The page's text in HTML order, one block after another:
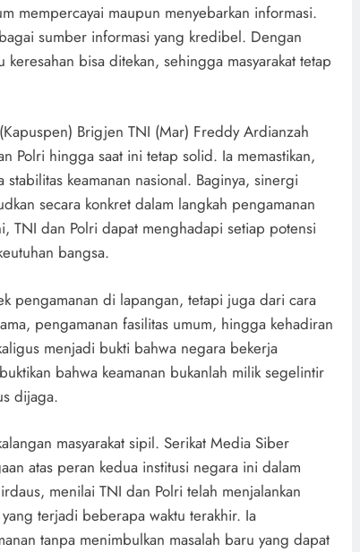
mempercayai maupun menyebarkan informasi.
sumber informasi yang kredibel. Dengan
bisa ditekan, sehingga masyarakat tetap
Brigjen TNI (Mar) Freddy Ardianzah
Polri hingga saat ini tetap solid. Ia memastikan,
keamanan nasional. Baginya, sinergi
secara konkret dalam langkah pengamanan
TNI dan Polri dapat menghadapi setiap potensi
bangsa.
pengamanan di lapangan, tetapi juga dari cara
pengamanan fasilitas umum, hingga kehadiran
menjadi bukti bahwa negara bekerja
bahwa keamanan bukanlah milik segelintir
dijaga.
masyarakat sipil. Serikat Media Siber
atas peran kedua institusi negara ini dalam
menilai TNI dan Polri telah menjalankan
terjadi beberapa waktu terakhir. Ia
tanpa menimbulkan masalah baru yang dapat